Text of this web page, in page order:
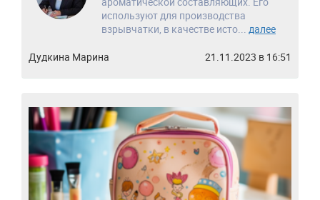
используют для производства
взрывчатки, в качестве исто... далее
Дудкина Марина 21.11.2023 в 16:51